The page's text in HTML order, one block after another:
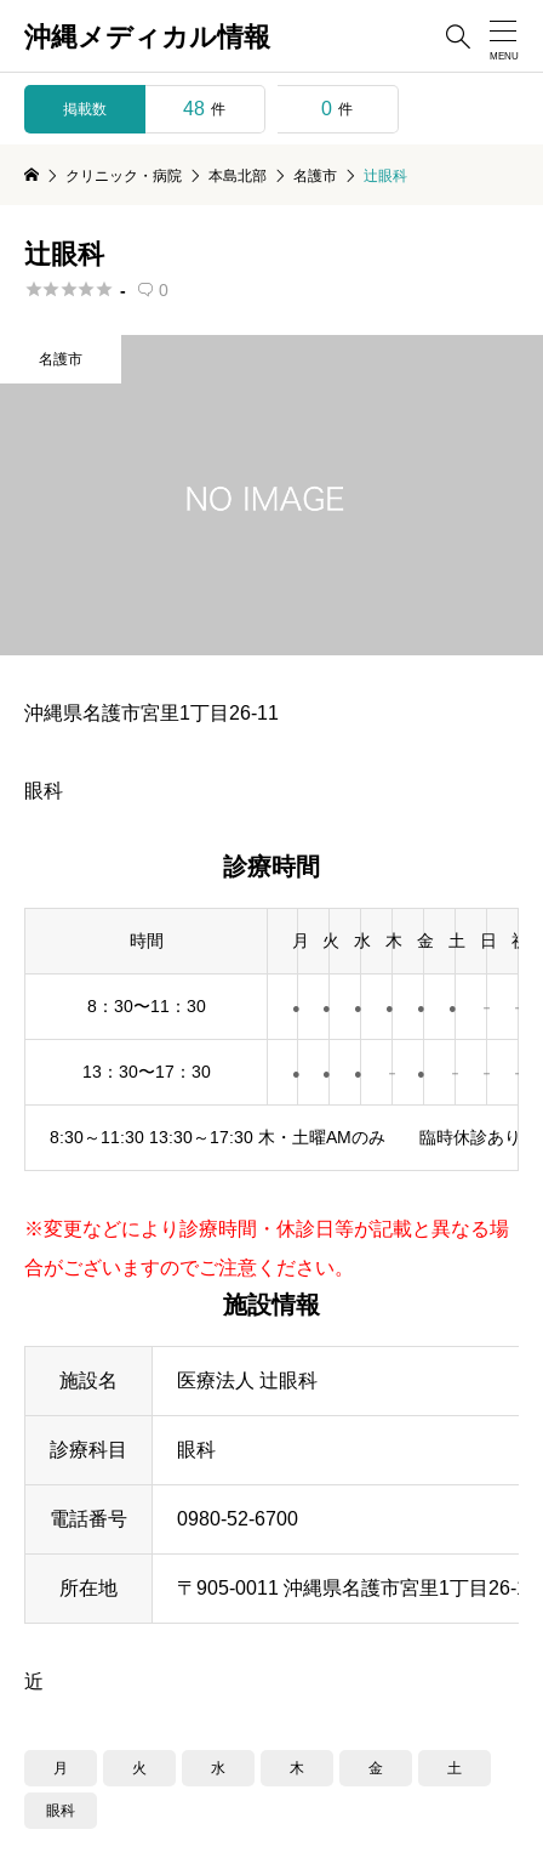
沖縄メディカル情報 
掲載数 48 件 0 件
クリニック・病院 本島北部 名護市 辻眼科
辻眼科
 -  0
名護市
沖縄県名護市宮里1丁目26-11
眼科
診療時間
時間 月 火 水 木 金 土 日 祝
8：30〜11：30 ● ● ● ● ● ● － －
13：30〜17：30 ● ● ● － ● － － －
8:30～11:30 13:30～17:30 木・土曜AMのみ 臨時休診あり
※変更などにより診療時間・休診日等が記載と異なる場
合がございますのでご注意ください。
施設情報
施設名 医療法人 辻眼科
診療科目 眼科
電話番号 0980-52-6700
所在地 〒905-0011 沖縄県名護市宮里1丁目26-11
近
月 火 水 木 金 土
眼科